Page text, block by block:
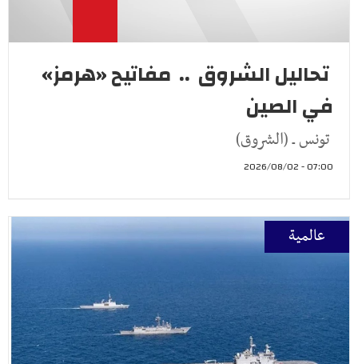
تحاليل الشروق .. مفاتيح «هرمز»
في الصين
تونس ـ (الشروق)
07:00 - 2026/08/02
عالمية